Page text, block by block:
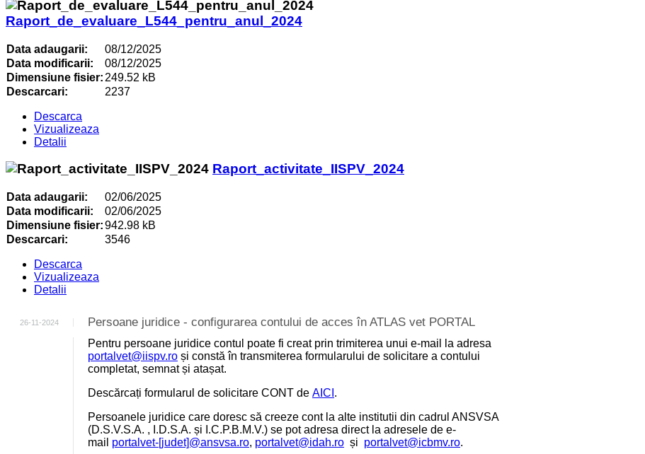
Raport_de_evaluare_L544_pentru_anul_2024
Data adaugarii:
08/12/2025
Data modificarii:
08/12/2025
Dimensiune fisier: 249.52 kB
Descarcari:
2237
Descarca
Vizualizeaza
Detalii
Raport_activitate_IISPV_2024
Data adaugarii:
02/06/2025
Data modificarii:
02/06/2025
Dimensiune fisier:942.98 kB
Descarcari:
3546
Descarca
Vizualizeaza
Detalii
26-11-2024 Persoane juridice - configurarea contului de acces în ATLAS vet PORTAL
Pentru persoane juridice contul poate fi creat prin trimiterea unui e-mail la adresa
portalvet@iispv.ro și constă în transmiterea formularului de solicitare a contului
completat, semnat și atașat.
Descărcați formularul de solicitare CONT de AICI .
Persoanele juridice care doresc să creeze cont la alte institutii din cadrul ANSVSA
(D.S.V.S.A. , I.D.S.A. și I.C.P.B.M.V.) se pot adresa direct la adresele de e-
mail portalvet-[judet]@ansvsa.ro, portalvet@idah.ro și portalvet@icbmv.ro.